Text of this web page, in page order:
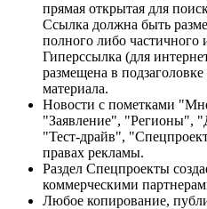
прямая открытая для
Ссылка должна быть
полного либо частичного
Гиперссылка (для
размещена в
материала.
Новости с пометками
"Заявление", "Регионы",
"Тест-драйв",
правах рекламы.
Раздел Спецпроекты
коммерческими
Любое копирование,